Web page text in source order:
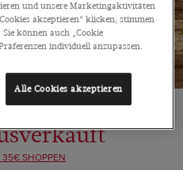
SHOPPEN
und unsere Marketingaktivitäten
akzeptieren“ klicken, stimmen
können auch „Cookie
individuell anzupassen.
Alle Cookies akzeptieren